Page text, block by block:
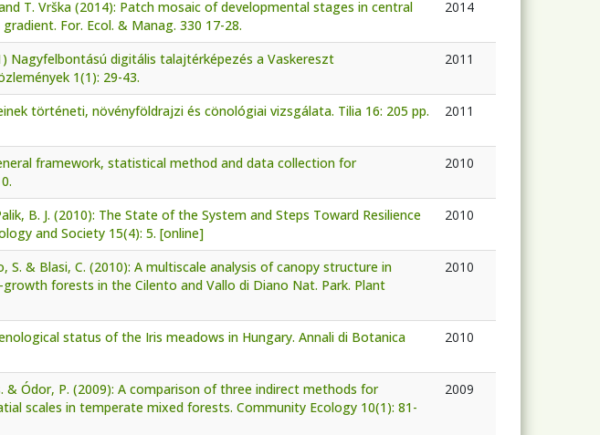
T. Vrška (2014): Patch mosaic of developmental stages in central
For. Ecol. & Manag. 330 17-28.
2014
Nagyfelbontású digitális talajtérképezés a Vaskereszt
1(1): 29-43.
2011
történeti, növényföldrajzi és cönológiai vizsgálata. Tilia 16: 205 pp.
2011
framework, statistical method and data collection for
2010
B. J. (2010): The State of the System and Steps Toward Resilience
and Society 15(4): 5. [online]
2010
S. & Blasi, C. (2010): A multiscale analysis of canopy structure in
growth forests in the Cilento and Vallo di Diano Nat. Park. Plant
2010
status of the Iris meadows in Hungary. Annali di Botanica
2010
& Ódor, P. (2009): A comparison of three indirect methods for
scales in temperate mixed forests. Community Ecology 10(1): 81-
2009